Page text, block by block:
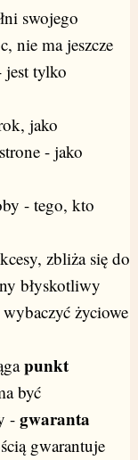
swojego
nie ma jeszcze
jest tylko
jako
- jako
- tego, kto
zbliża się do
błyskotliwy
życiowe
punkt
być
- gwaranta
gwarantuje